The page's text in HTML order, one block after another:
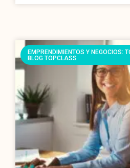
EMPRENDIMIENTOS Y NEGOCIOS:
BLOG TOPCLASS